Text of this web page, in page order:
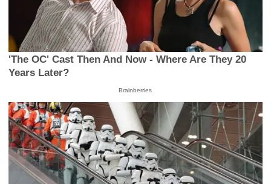
'The OC' Cast Then And Now - Where Are They 20
Years Later?
Brainberries